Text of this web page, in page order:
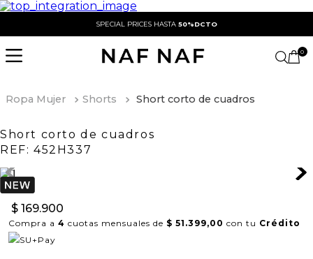
SPECIAL PRICES HASTA 50%DCTO
0
Ropa Mujer Shorts Short corto de cuadros
Short corto de cuadros
REF: 452H337
$ 169.900
Compra a 4 cuotas mensuales de $ 51.399,00 con tu Crédito